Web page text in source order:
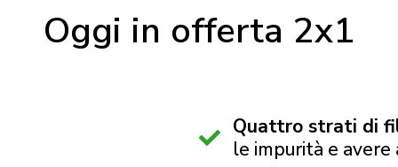
Oggi in offerta 2x1
Quattro strati di
le impurità e avere